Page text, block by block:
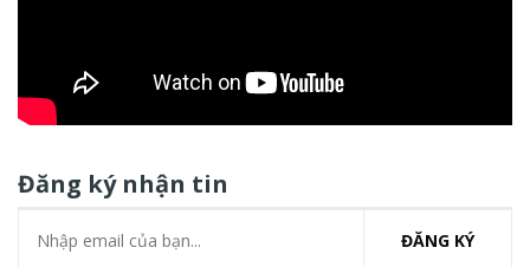
Đăng ký nhận tin
ĐĂNG KÝ